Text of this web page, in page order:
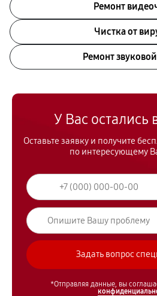
Ремонт
Чистка от
Ремонт
У Вас остались
Оставьте заявку и получите
по интересующему
*Отправляя данные, вы